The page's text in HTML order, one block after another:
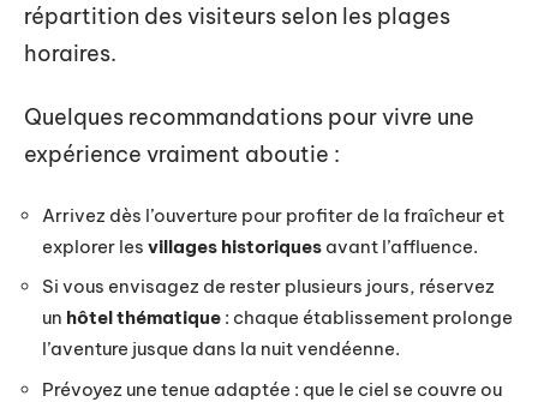
répartition des visiteurs selon les plages
horaires.
Quelques recommandations pour vivre une
expérience vraiment aboutie :
Arrivez dès l’ouverture pour profiter de la fraîcheur et
explorer les villages historiques avant l’affluence.
Si vous envisagez de rester plusieurs jours, réservez
un hôtel thématique : chaque établissement prolonge
l’aventure jusque dans la nuit vendéenne.
Prévoyez une tenue adaptée : que le ciel se couvre ou